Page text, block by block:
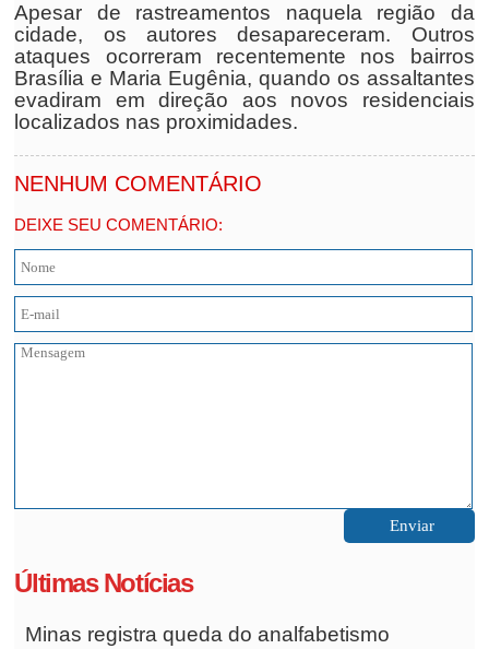
Apesar de rastreamentos naquela região da
cidade, os autores desapareceram. Outros
ataques ocorreram recentemente nos bairros
Brasília e Maria Eugênia, quando os assaltantes
evadiram em direção aos novos residenciais
localizados nas proximidades.
NENHUM COMENTÁRIO
DEIXE SEU COMENTÁRIO:
Últimas Notícias
Minas registra queda do analfabetismo